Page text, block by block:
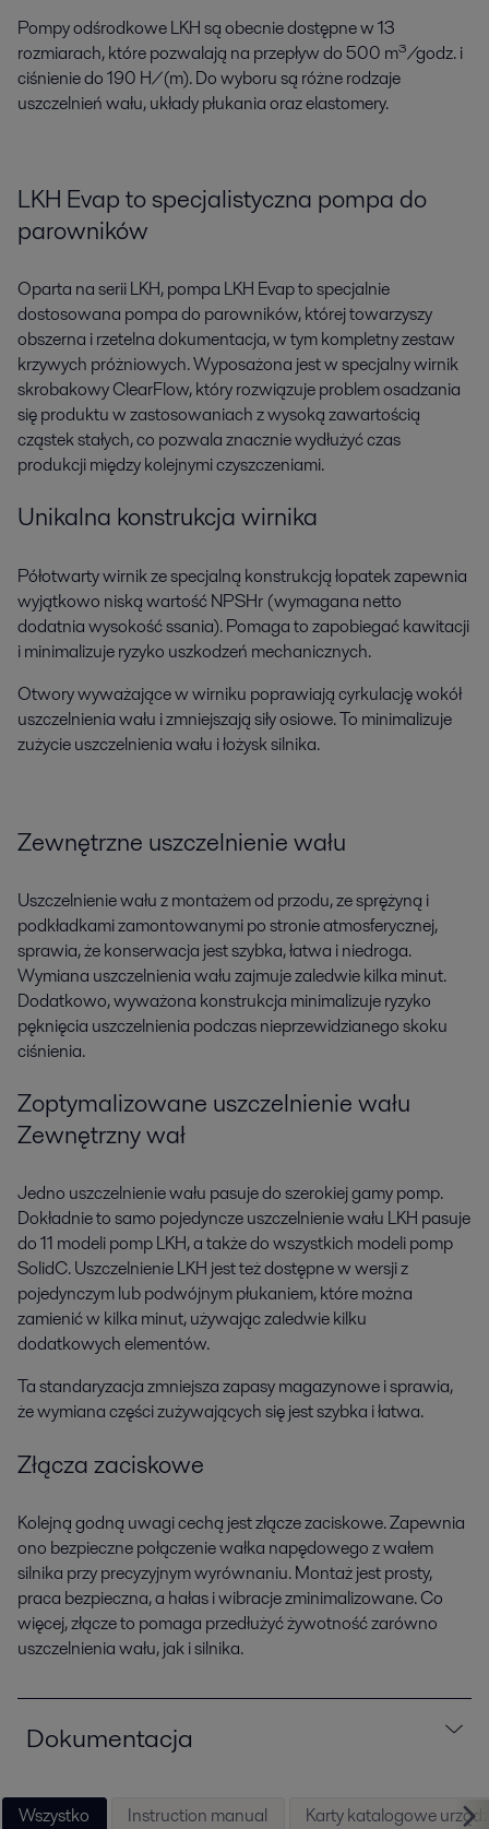
Pompy odśrodkowe LKH są obecnie dostępne w 13
rozmiarach, które pozwalają na przepływ do 500 m³/godz. i
ciśnienie do 190 H/(m). Do wyboru są różne rodzaje
uszczelnień wału, układy płukania oraz elastomery.
LKH Evap to specjalistyczna pompa do
parowników
Oparta na serii LKH, pompa LKH Evap to specjalnie
dostosowana pompa do parowników, której towarzyszy
obszerna i rzetelna dokumentacja, w tym kompletny zestaw
krzywych próżniowych. Wyposażona jest w specjalny wirnik
skrobakowy ClearFlow, który rozwiązuje problem osadzania
się produktu w zastosowaniach z wysoką zawartością
cząstek stałych, co pozwala znacznie wydłużyć czas
produkcji między kolejnymi czyszczeniami.
Unikalna konstrukcja wirnika
Półotwarty wirnik ze specjalną konstrukcją łopatek zapewnia
wyjątkowo niską wartość NPSHr (wymagana netto
dodatnia wysokość ssania). Pomaga to zapobiegać kawitacji
i minimalizuje ryzyko uszkodzeń mechanicznych.
Otwory wyważające w wirniku poprawiają cyrkulację wokół
uszczelnienia wału i zmniejszają siły osiowe. To minimalizuje
zużycie uszczelnienia wału i łożysk silnika.
Zewnętrzne uszczelnienie wału
Uszczelnienie wału z montażem od przodu, ze sprężyną i
podkładkami zamontowanymi po stronie atmosferycznej,
sprawia, że konserwacja jest szybka, łatwa i niedroga.
Wymiana uszczelnienia wału zajmuje zaledwie kilka minut.
Dodatkowo, wyważona konstrukcja minimalizuje ryzyko
pęknięcia uszczelnienia podczas nieprzewidzianego skoku
ciśnienia.
Zoptymalizowane uszczelnienie wału
Zewnętrzny wał
Jedno uszczelnienie wału pasuje do szerokiej gamy pomp.
Dokładnie to samo pojedyncze uszczelnienie wału LKH pasuje
do 11 modeli pomp LKH, a także do wszystkich modeli pomp
SolidC. Uszczelnienie LKH jest też dostępne w wersji z
pojedynczym lub podwójnym płukaniem, które można
zamienić w kilka minut, używając zaledwie kilku
dodatkowych elementów.
Ta standaryzacja zmniejsza zapasy magazynowe i sprawia,
że wymiana części zużywających się jest szybka i łatwa.
Złącza zaciskowe
Kolejną godną uwagi cechą jest złącze zaciskowe. Zapewnia
ono bezpieczne połączenie wałka napędowego z wałem
silnika przy precyzyjnym wyrównaniu. Montaż jest prosty,
praca bezpieczna, a hałas i wibracje zminimalizowane. Co
więcej, złącze to pomaga przedłużyć żywotność zarówno
uszczelnienia wału, jak i silnika.
Dokumentacja
Wszystko Instruction manual Karty katalogowe